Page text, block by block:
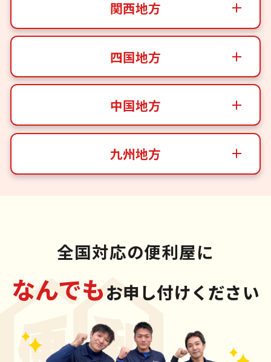
関西地方
四国地方
中国地方
九州地方
全国対応の便利屋に
なんでもお申し付けください